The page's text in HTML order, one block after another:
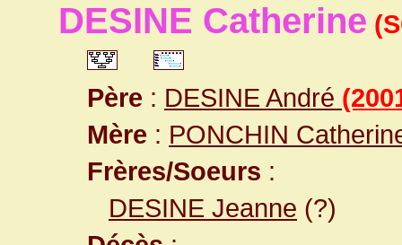
DESINE Catherine
Père : DESINE André
Mère : PONCHIN
Frères/Soeurs :
DESINE Jeanne (?)